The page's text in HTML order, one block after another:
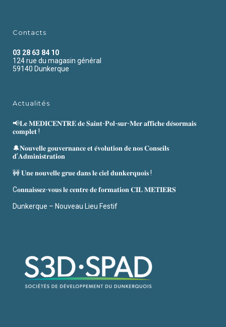
Contacts
03 28 63 84 10
124 rue du magasin général
59140 Dunkerque
Actualités
📢𝐋𝐞 𝐌𝐄𝐃𝐈𝐂𝐄𝐍𝐓𝐑𝐄 𝐝𝐞 𝐒𝐚𝐢𝐧𝐭-𝐏𝐨𝐥-𝐬𝐮𝐫-𝐌𝐞𝐫 𝐚𝐟𝐟𝐢𝐜𝐡𝐞 𝐝𝐞́𝐬𝐨𝐫𝐦𝐚𝐢𝐬
𝐜𝐨𝐦𝐩𝐥𝐞𝐭 !
🔔𝐍𝐨𝐮𝐯𝐞𝐥𝐥𝐞 𝐠𝐨𝐮𝐯𝐞𝐫𝐧𝐚𝐧𝐜𝐞 𝐞𝐭 𝐞́𝐯𝐨𝐥𝐮𝐭𝐢𝐨𝐧 𝐝𝐞 𝐧𝐨𝐬 𝐂𝐨𝐧𝐬𝐞𝐢𝐥𝐬
𝐝’𝐀𝐝𝐦𝐢𝐧𝐢𝐬𝐭𝐫𝐚𝐭𝐢𝐨𝐧
🚧 𝐔𝐧𝐞 𝐧𝐨𝐮𝐯𝐞𝐥𝐥𝐞 𝐠𝐫𝐮𝐞 𝐝𝐚𝐧𝐬 𝐥𝐞 𝐜𝐢𝐞𝐥 𝐝𝐮𝐧𝐤𝐞𝐫𝐪𝐮𝐨𝐢𝐬 !
C𝐨𝐧𝐧𝐚𝐢𝐬𝐬𝐞𝐳-𝐯𝐨𝐮𝐬 𝐥𝐞 𝐜𝐞𝐧𝐭𝐫𝐞 𝐝𝐞 𝐟𝐨𝐫𝐦𝐚𝐭𝐢𝐨𝐧 𝐂𝐈𝐋 𝐌𝐄𝐓𝐈𝐄𝐑𝐒
Dunkerque – Nouveau Lieu Festif